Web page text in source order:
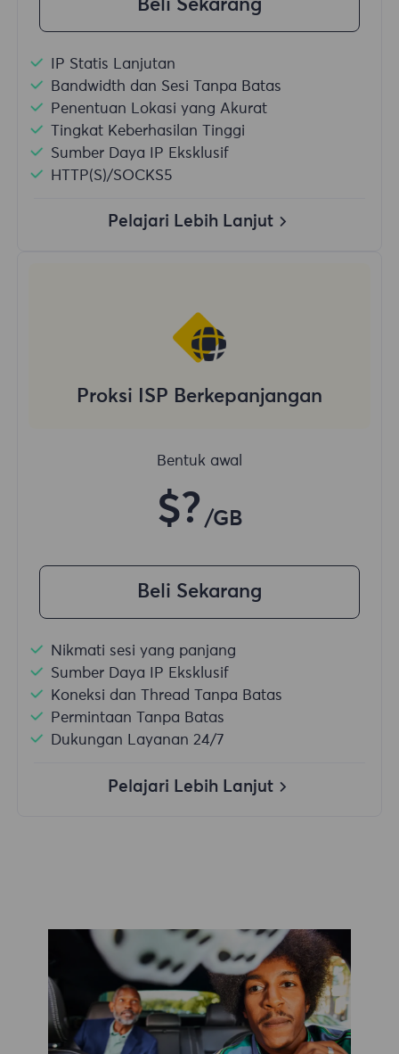
Beli Sekarang
IP Statis Lanjutan
Bandwidth dan Sesi Tanpa Batas
Penentuan Lokasi yang Akurat
Tingkat Keberhasilan Tinggi
Sumber Daya IP Eksklusif
HTTP(S)/SOCKS5
Pelajari Lebih Lanjut
Proksi ISP Berkepanjangan
Bentuk awal
$? /GB
Beli Sekarang
Nikmati sesi yang panjang
Sumber Daya IP Eksklusif
Koneksi dan Thread Tanpa Batas
Permintaan Tanpa Batas
Dukungan Layanan 24/7
Pelajari Lebih Lanjut